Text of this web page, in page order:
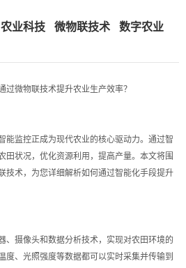
农业科技 微物联技术
数字农业
微物联技术提升农业生产效率？
能监控正成为现代农业的核心驱动力。通过智
田状况，优化资源利用，提高产量。本文将围
技术，为您详细解析如何通过智能化手段提升
、摄像头和数据分析技术，实现对农田环境的
度、光照强度等数据都可以实时采集并传输到